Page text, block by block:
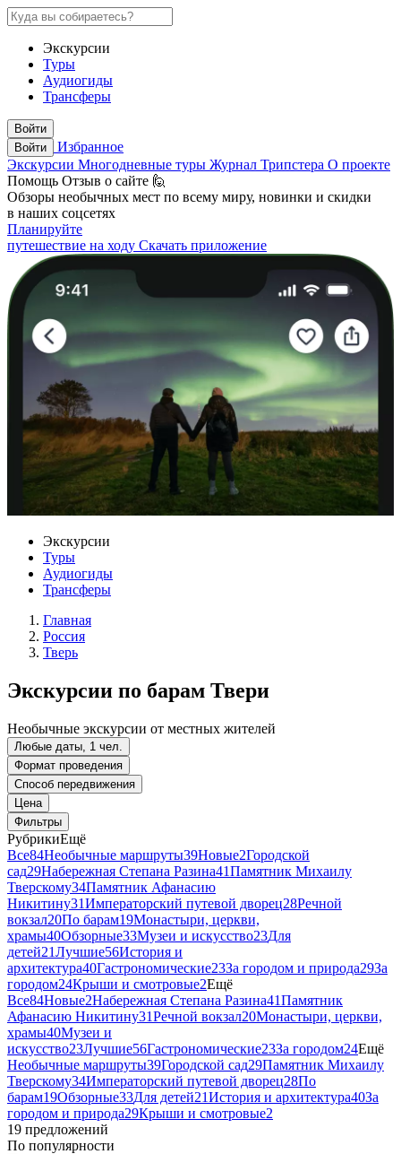
Экскурсии
Туры
Аудиогиды
Трансферы
Войти
Войти
Избранное
Экскурсии Многодневные туры Журнал Трипстера О проекте
Помощь Отзыв о сайте 🙋
Обзоры необычных мест по всему миру, новинки и скидки
в наших соцсетях
Планируйте
путешествие на ходу Скачать приложение
Экскурсии
Туры
Аудиогиды
Трансферы
Главная
Россия
Тверь
Экскурсии по барам Твери
Необычные экскурсии от местных жителей
Любые даты, 1 чел.
Формат проведения
Способ передвижения
Цена
Фильтры
РубрикиЕщё
Все84Необычные маршруты39Новые2Городской
сад29Набережная Степана Разина41Памятник Михаилу
Тверскому34Памятник Афанасию
Никитину31Императорский путевой дворец28Речной
вокзал20По барам19Монастыри, церкви,
храмы40Обзорные33Музеи и искусство23Для
детей21Лучшие56История и
архитектура40Гастрономические23За городом и природа29За
городом24Крыши и смотровые2Ещё
Все84Новые2Набережная Степана Разина41Памятник
Афанасию Никитину31Речной вокзал20Монастыри, церкви,
храмы40Музеи и
искусство23Лучшие56Гастрономические23За городом24Ещё
Необычные маршруты39Городской сад29Памятник Михаилу
Тверскому34Императорский путевой дворец28По
барам19Обзорные33Для детей21История и архитектура40За
городом и природа29Крыши и смотровые2
19 предложений
По популярности